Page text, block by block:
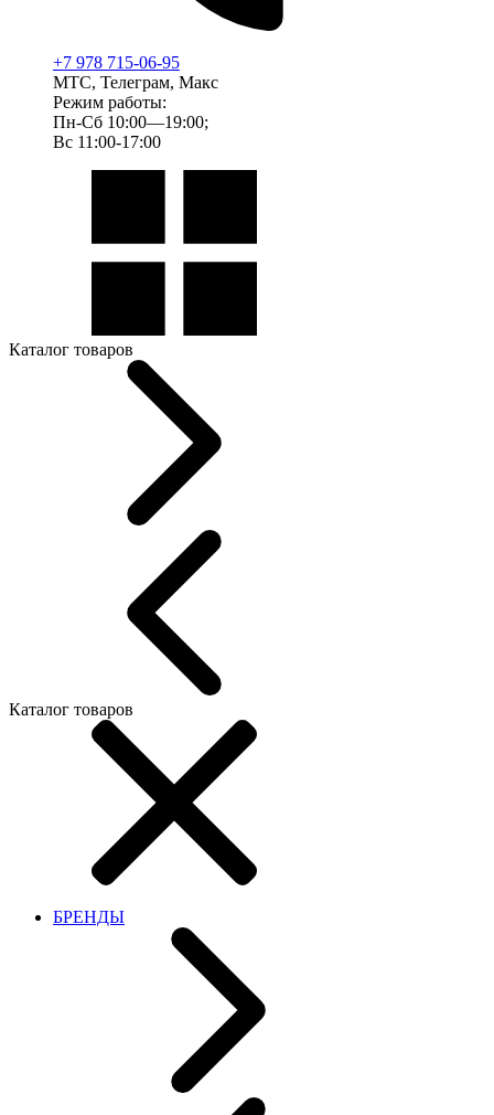
+7 978 715-06-95
МТС, Телеграм, Макс
Режим работы:
Пн-Сб 10:00—19:00;
Вс 11:00-17:00
Каталог товаров
Каталог товаров
БРЕНДЫ